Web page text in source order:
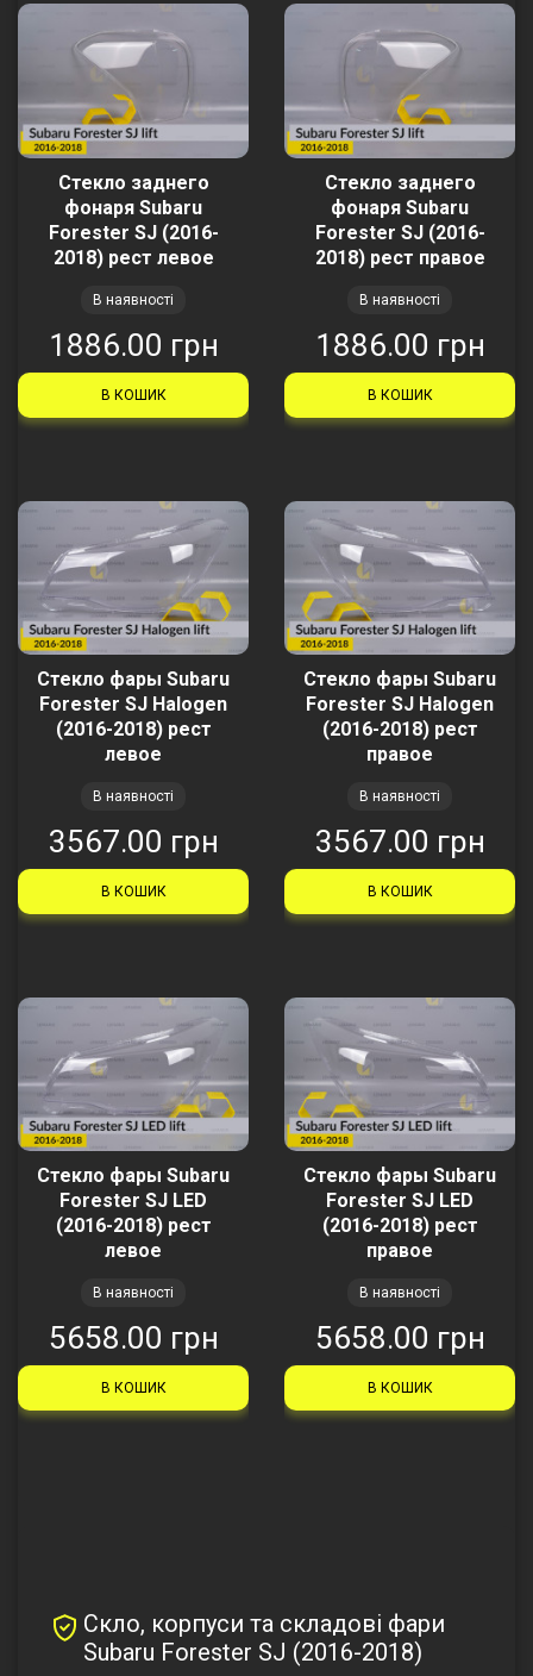
Стекло заднего
фонаря Subaru
Forester SJ (2016-
2018) рест левое
В наявності
1886.00 грн
В КОШИК
Стекло заднего
фонаря Subaru
Forester SJ (2016-
2018) рест правое
В наявності
1886.00 грн
В КОШИК
Стекло фары Subaru
Forester SJ Halogen
(2016-2018) рест
левое
В наявності
3567.00 грн
В КОШИК
Стекло фары Subaru
Forester SJ Halogen
(2016-2018) рест
правое
В наявності
3567.00 грн
В КОШИК
Стекло фары Subaru
Forester SJ LED
(2016-2018) рест
левое
В наявності
5658.00 грн
В КОШИК
Стекло фары Subaru
Forester SJ LED
(2016-2018) рест
правое
В наявності
5658.00 грн
В КОШИК
Скло, корпуси та складові фари
Subaru Forester SJ (2016-2018)